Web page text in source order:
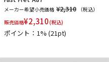
メーカー希望小売価格 ¥2,310
（税込）
販売価格¥2,310(税込)
ポイント：1%(21pt)